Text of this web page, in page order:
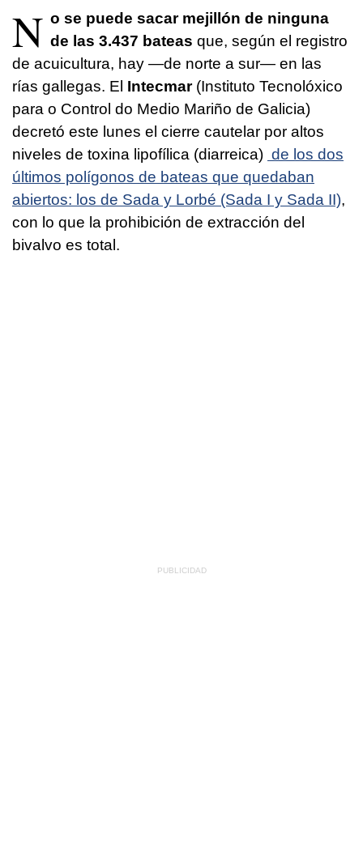
N o se puede sacar mejillón de ninguna
de las 3.437 bateas que, según el registro
de acuicultura, hay —de norte a sur— en las
rías gallegas. El Intecmar(Instituto Tecnolóxico
para o Control do Medio Mariño de Galicia)
decretó este lunes el cierre cautelar por altos
niveles de toxina lipofílica (diarreica) de los dos
últimos polígonos de bateas que quedaban
abiertos: los de Sada y Lorbé (Sada I y Sada II),
con lo que la prohibición de extracción del
bivalvo es total.